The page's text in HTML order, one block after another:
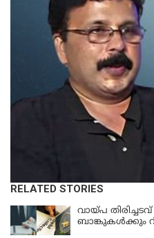
RELATED STORIES
വായ്പ
ബാങ്കുകൾക്കും